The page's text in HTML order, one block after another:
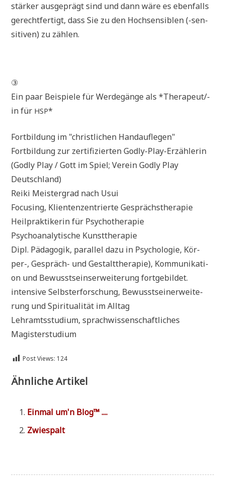
stär­ker aus­ge­prägt sind und dann wäre es eben­falls
gerecht­fer­tigt, dass Sie zu den Hoch­sen­si­blen (-sen­
si­ti­ven) zu zählen.
③
Ein paar Bei­spie­le für Wer­de­gän­ge als *The­ra­peut/-
in für HSP*
Fort­bil­dung im "christ­li­chen Handauflegen"
Fort­bil­dung zur zer­ti­fi­zier­ten God­ly-Play-Erzäh­le­rin
(God­ly Play / Gott im Spiel; Ver­ein God­ly Play
Deutschland)
Rei­ki Mei­ster­grad nach Usui
Focu­sing, Kli­en­ten­zen­trier­te Gesprächstherapie
Heil­prak­ti­ke­rin für Psychotherapie
Psy­cho­ana­ly­ti­sche Kunsttherapie
Dipl. Päd­ago­gik, par­al­lel dazu in Psy­cho­lo­gie, Kör­
per-, Gespräch- und Gestalt­the­ra­pie), Kom­mu­ni­ka­ti­
on und Bewusst­seins­er­wei­te­rung fortgebildet.
inten­si­ve Selbst­er­for­schung, Bewussts­ei­ner­wei­te­
rung und Spi­ri­tua­li­tät im Alltag
Lehr­amts­stu­di­um, sprach­wis­sen­schaft­li­ches
Magisterstudium
Post Views: 124
Ähnliche Artikel
Ein­mal um'n Blog™ ....
Zwie­spalt